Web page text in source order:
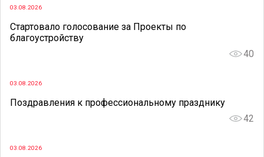
03.08.2026
Стартовало голосование за Проекты по
благоустройству
40
03.08.2026
Поздравления к профессиональному празднику
42
03.08.2026